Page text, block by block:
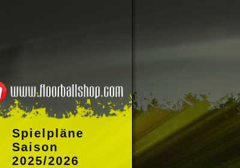
Spielpläne
Saison
2025/2026